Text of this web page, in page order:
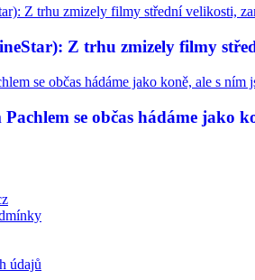
Z trhu zmizely filmy
Pachlem se občas hádáme jako
údajů